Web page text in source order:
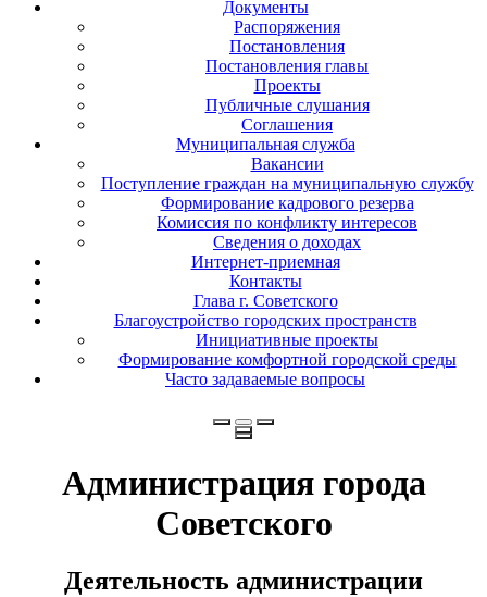
Документы
Распоряжения
Постановления
Постановления главы
Проекты
Публичные слушания
Соглашения
Муниципальная служба
Вакансии
Поступление граждан на муниципальную службу
Формирование кадрового резерва
Комиссия по конфликту интересов
Сведения о доходах
Интернет-приемная
Контакты
Глава г. Советского
Благоустройство городских пространств
Инициативные проекты
Формирование комфортной городской среды
Часто задаваемые вопросы
Администрация города
Советского
Деятельность администрации